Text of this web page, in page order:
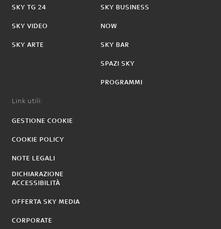
SKY TG 24
SKY VIDEO
SKY ARTE
SKY BUSINESS
NOW
SKY BAR
SPAZI SKY
PROGRAMMI
Link utili:
GESTIONE COOKIE
COOKIE POLICY
NOTE LEGALI
DICHIARAZIONE
ACCESSIBILITÀ
OFFERTA SKY MEDIA
CORPORATE